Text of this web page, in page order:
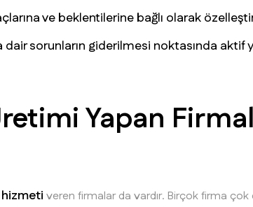
ve beklentilerine bağlı olarak
dair sorunların giderilmesi noktasında aktif
Yapan
veren firmalar da vardır. Birçok firma